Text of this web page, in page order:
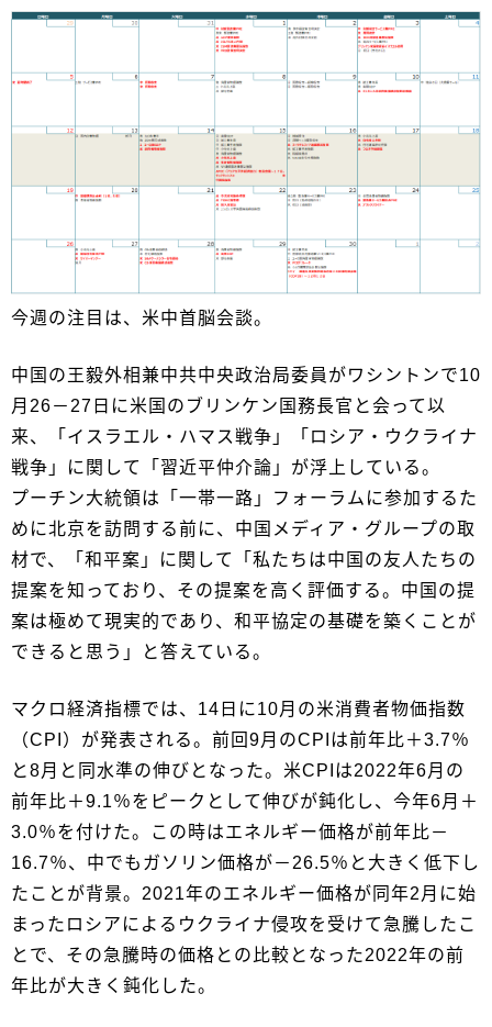
今週の注目は、米中首脳会談。
中国の王毅外相兼中共中央政治局委員がワシントンで10
月26－27日に米国のブリンケン国務長官と会って以
来、「イスラエル・ハマス戦争」「ロシア・ウクライナ
戦争」に関して「習近平仲介論」が浮上している。
プーチン大統領は「一帯一路」フォーラムに参加するた
めに北京を訪問する前に、中国メディア・グループの取
材で、「和平案」に関して「私たちは中国の友人たちの
提案を知っており、その提案を高く評価する。中国の提
案は極めて現実的であり、和平協定の基礎を築くことが
できると思う」と答えている。
マクロ経済指標では、14日に10月の米消費者物価指数
（CPI）が発表される。前回9月のCPIは前年比＋3.7％
と8月と同水準の伸びとなった。米CPIは2022年6月の
前年比＋9.1％をピークとして伸びが鈍化し、今年6月＋
3.0％を付けた。この時はエネルギー価格が前年比－
16.7％、中でもガソリン価格が－26.5％と大きく低下し
たことが背景。2021年のエネルギー価格が同年2月に始
まったロシアによるウクライナ侵攻を受けて急騰したこ
とで、その急騰時の価格との比較となった2022年の前
年比が大きく鈍化した。